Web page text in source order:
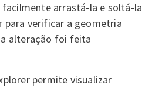
arrastá-la e soltá-la
para verificar a geometria
alteração foi feita
permite visualizar